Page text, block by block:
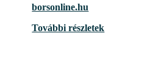
borsonline.hu
További részletek